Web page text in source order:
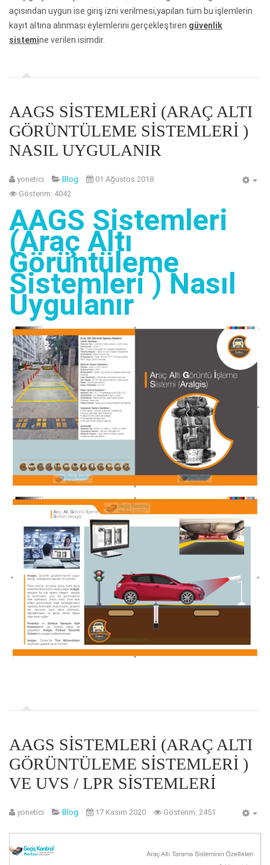
açısından uygun ise giriş izni verilmesi,yapılan tüm bu işlemlerin
kayıt altına alınması eylemlerini gerçekleştiren güvenlik
sistemine verilen isimdir.
AAGS SISTEMLERI (ARAÇ ALTI
GÖRÜNTÜLEME SISTEMLERI )
NASIL UYGULANIR
yonetici Blog
01 Ağustos 2018
Gösterim: 4042
AAGS Sistemleri
(Araç Altı
Görüntüleme
Sistemleri ) Nasıl
Uygulanır
AAGS SISTEMLERI (ARAÇ ALTI
GÖRÜNTÜLEME SISTEMLERI )
VE UVS / LPR SISTEMLERI
yonetici Blog 17 Kasım 2020 Gösterim: 2451